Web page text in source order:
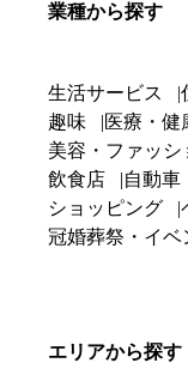
業種から探す
生活サービス
趣味
医療・健
美容・ファッシ
飲食店
自動車
ショッピング
冠婚葬祭・イベ
エリアから探す